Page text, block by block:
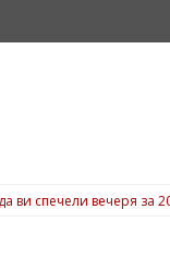
ви спечели вечеря за